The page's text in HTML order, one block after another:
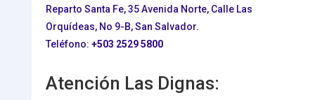
Reparto Santa Fe, 35 Avenida Norte, Calle Las
Orquídeas, No 9-B, San Salvador.
Teléfono: +503 2529 5800
Atención Las Dignas: